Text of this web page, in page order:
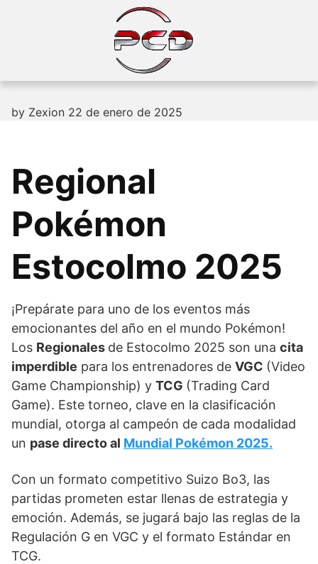
by Zexion 22 de enero de 2025
Regional
Pokémon
Estocolmo 2025
¡Prepárate para uno de los eventos más
emocionantes del año en el mundo Pokémon!
Los Regionales de Estocolmo 2025 son una cita
imperdible para los entrenadores de VGC (Video
Game Championship) y TCG (Trading Card
Game). Este torneo, clave en la clasificación
mundial, otorga al campeón de cada modalidad
un pase directo al Mundial Pokémon 2025.
Con un formato competitivo Suizo Bo3, las
partidas prometen estar llenas de estrategia y
emoción. Además, se jugará bajo las reglas de la
Regulación G en VGC y el formato Estándar en
TCG.